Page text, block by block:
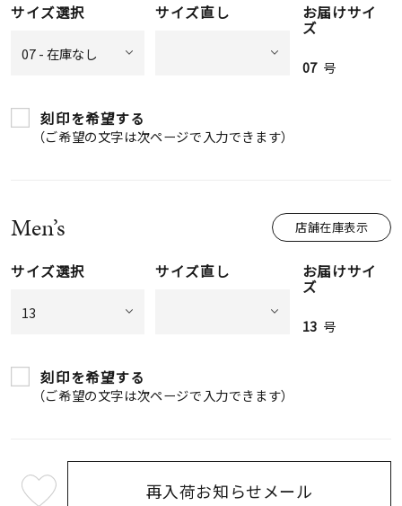
在庫 在庫ありのみ すべて表示
サイズ選択 サイズ直し お届けサイ
ズ
07 号
刻印を希望する
（ご希望の文字は次ページで入力できます）
Men’s 店舗在庫表示
サイズ選択 サイズ直し お届けサイ
ズ
13 号
刻印を希望する
（ご希望の文字は次ページで入力できます）
再入荷お知らせメール